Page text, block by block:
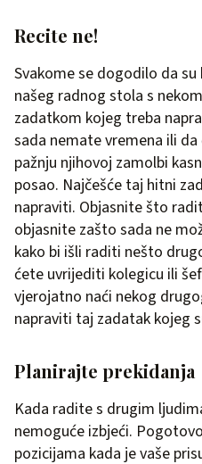
Recite ne!
Svakome se dogodilo da
našeg radnog stola s
zadatkom kojeg treba
sada nemate vremena ili
pažnju njihovoj zamolbi
posao. Najčešće taj hitni
napraviti. Objasnite što
objasnite zašto sada ne
kako bi išli raditi nešto
ćete uvrijediti kolegicu ili
vjerojatno naći nekog
napraviti taj zadatak kojeg
Planirajte prekidanja
Kada radite s drugim
nemoguće izbjeći.
pozicijama kada je vaše